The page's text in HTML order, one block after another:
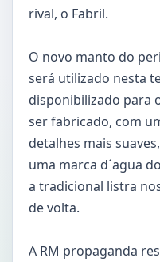
rival, o Fabril.
O novo manto do
será utilizado nesta
disponibilizado para
ser fabricado, com
detalhes mais
uma marca d´agua
a tradicional listra
de volta.
A RM propaganda